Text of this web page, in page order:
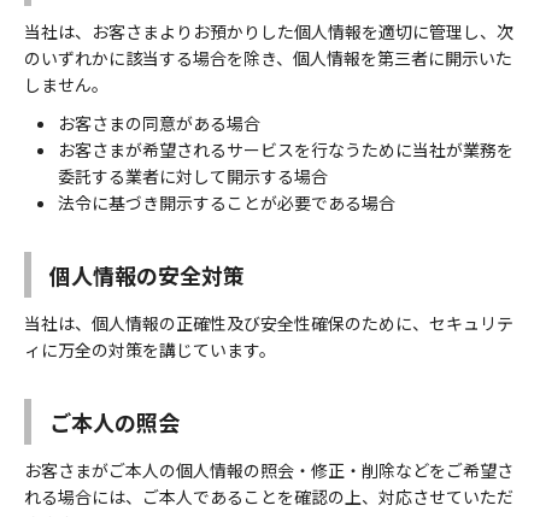
当社は、お客さまよりお預かりした個人情報を適切に管理し、次
のいずれかに該当する場合を除き、個人情報を第三者に開示いた
しません。
お客さまの同意がある場合
お客さまが希望されるサービスを行なうために当社が業務を
委託する業者に対して開示する場合
法令に基づき開示することが必要である場合
個人情報の安全対策
当社は、個人情報の正確性及び安全性確保のために、セキュリテ
ィに万全の対策を講じています。
ご本人の照会
お客さまがご本人の個人情報の照会・修正・削除などをご希望さ
れる場合には、ご本人であることを確認の上、対応させていただ